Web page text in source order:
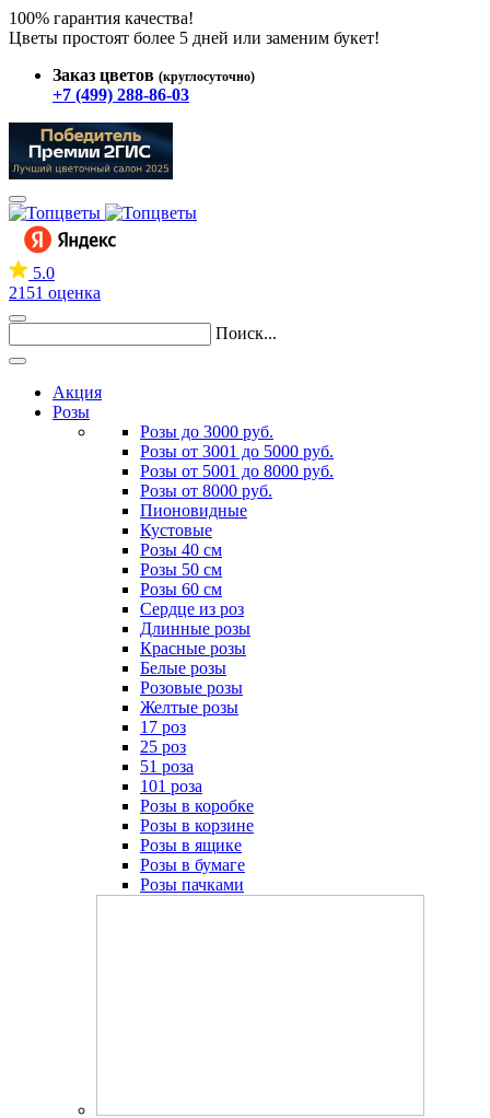
100% гарантия качества!
Цветы простоят более 5 дней или заменим букет!
Заказ цветов (круглосуточно)
+7 (499) 288-86-03
5.0
2151 оценка
Поиск...
Акция
Розы
Розы до 3000 руб.
Розы от 3001 до 5000 руб.
Розы от 5001 до 8000 руб.
Розы от 8000 руб.
Пионовидные
Кустовые
Розы 40 см
Розы 50 см
Розы 60 см
Сердце из роз
Длинные розы
Красные розы
Белые розы
Розовые розы
Желтые розы
17 роз
25 роз
51 роза
101 роза
Розы в коробке
Розы в корзине
Розы в ящике
Розы в бумаге
Розы пачками